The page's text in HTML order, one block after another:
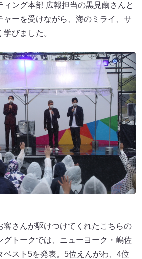
ィング本部 広報担当の黒見繭さんと
ャーを受けながら、海のミライ、サ
びました。
客さんが駆けつけてくれたこちらの
グトークでは、ニューヨーク・嶋佐
ベスト5を発表。5位えんがわ、4位